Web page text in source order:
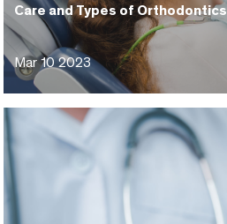
Care and Types of Orthodontics
Mar 10 2023